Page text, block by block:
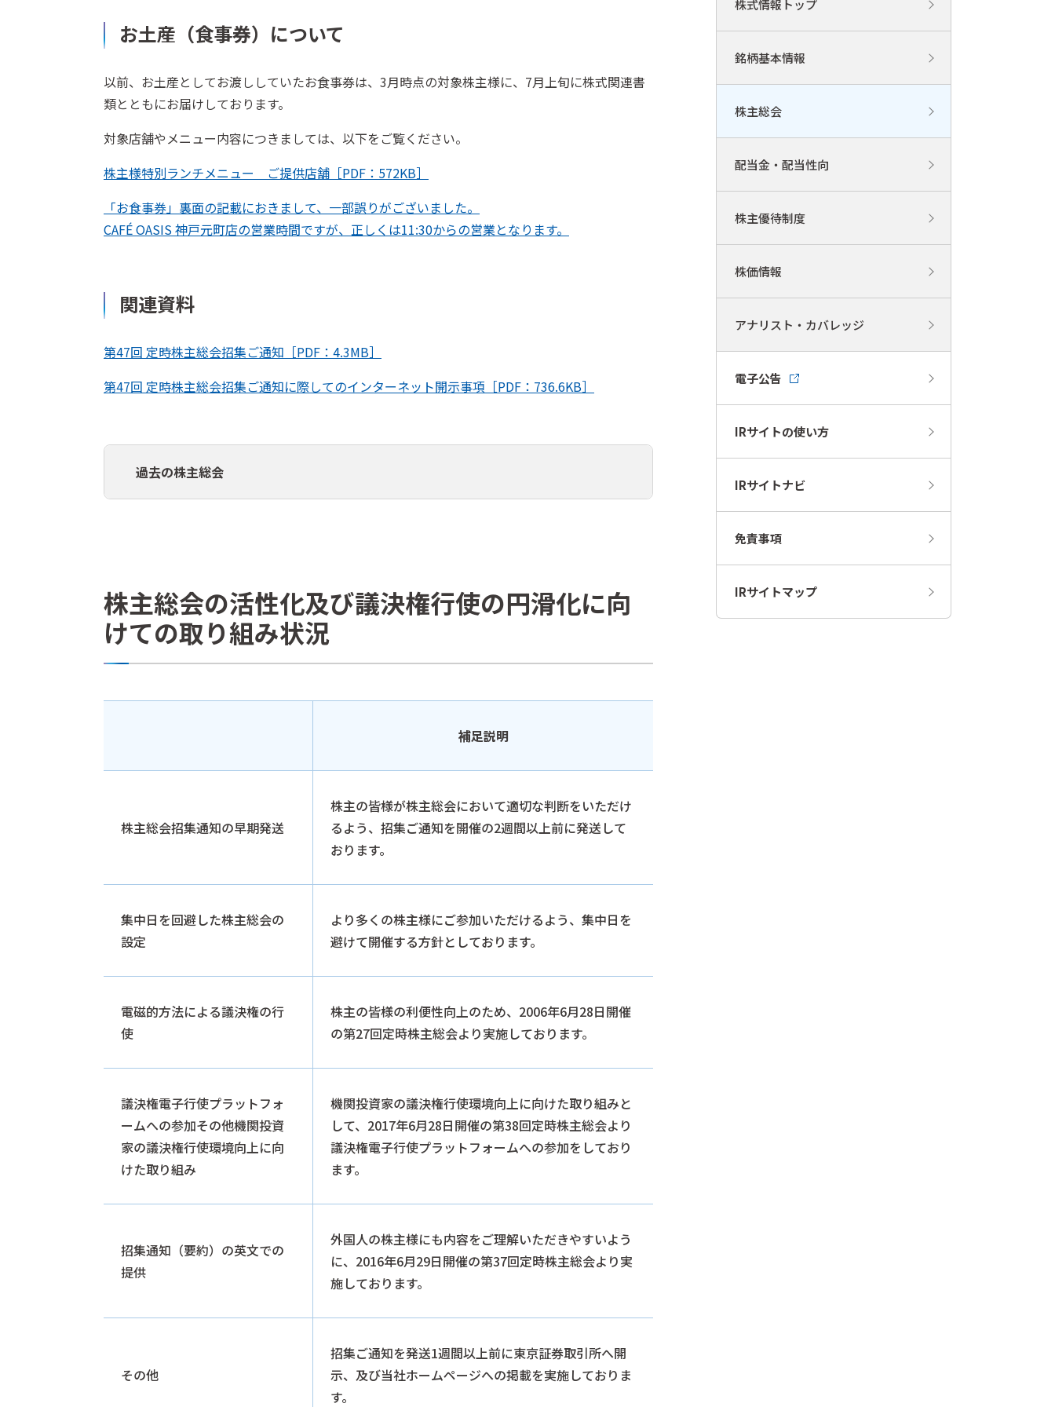
お土産（食事券）について
以前、お土産としてお渡ししていたお食事券は、3月時点の対象株主様に、7月上旬に株式関連書
類とともにお届けしております。
対象店舗やメニュー内容につきましては、以下をご覧ください。
株主様特別ランチメニュー ご提供店舗［PDF：572KB］
「お食事券」裏面の記載におきまして、一部誤りがございました。
CAFÉ OASIS 神戸元町店の営業時間ですが、正しくは11:30からの営業となります。
関連資料
第47回 定時株主総会招集ご通知［PDF：4.3MB］
第47回 定時株主総会招集ご通知に際してのインターネット開示事項［PDF：736.6KB］
過去の株主総会
株主総会の活性化及び議決権行使の円滑化に向
けての取り組み状況
補足説明
株主総会招集通知の早期発送
株主の皆様が株主総会において適切な判断をいただけ
るよう、招集ご通知を開催の2週間以上前に発送して
おります。
集中日を回避した株主総会の
設定
より多くの株主様にご参加いただけるよう、集中日を
避けて開催する方針としております。
電磁的方法による議決権の行
使
株主の皆様の利便性向上のため、2006年6月28日開催
の第27回定時株主総会より実施しております。
議決権電子行使プラットフォ
ームへの参加その他機関投資
家の議決権行使環境向上に向
けた取り組み
機関投資家の議決権行使環境向上に向けた取り組みと
して、2017年6月28日開催の第38回定時株主総会より
議決権電子行使プラットフォームへの参加をしており
ます。
招集通知（要約）の英文での
提供
外国人の株主様にも内容をご理解いただきやすいよう
に、2016年6月29日開催の第37回定時株主総会より実
施しております。
その他
招集ご通知を発送1週間以上前に東京証券取引所へ開
示、及び当社ホームページへの掲載を実施しておりま
す。
株式情報トップ
銘柄基本情報
株主総会
配当金・配当性向
株主優待制度
株価情報
アナリスト・カバレッジ
電子公告
IRサイトの使い方
IRサイトナビ
免責事項
IRサイトマップ